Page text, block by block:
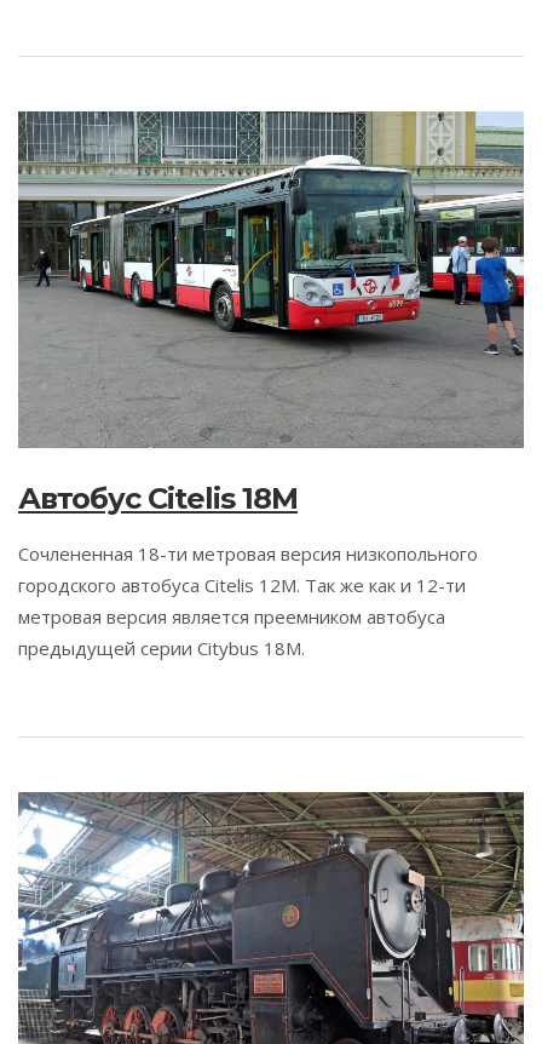
Автобус Citelis 18M
Сочлененная 18-ти метровая версия низкопольного
городского автобуса Citelis 12M. Так же как и 12-ти
метровая версия является преемником автобуса
предыдущей серии Citybus 18M.